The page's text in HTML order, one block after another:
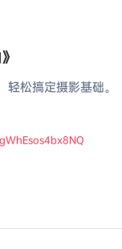
松搞定摄影基础。